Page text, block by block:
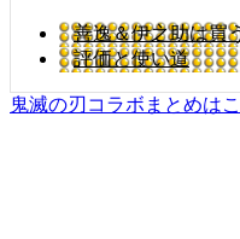
善逸＆伊之助は買
評価と使い道
鬼滅の刃コラボまとめは